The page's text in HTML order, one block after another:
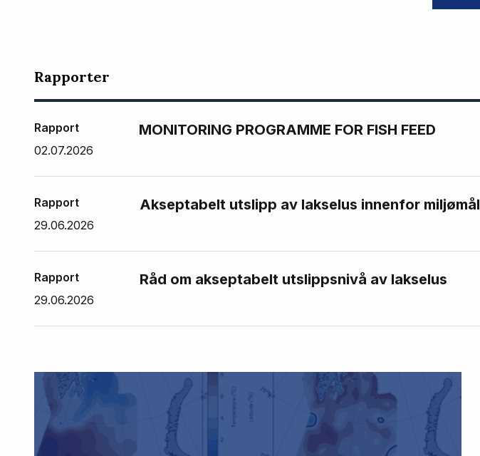
Rapporter
Rapport
02.07.2026
MONITORING PROGRAMME FOR FISH FEED
Rapport
29.06.2026
Akseptabelt utslipp av lakselus innenfor miljømål
Rapport
29.06.2026
Råd om akseptabelt utslippsnivå av lakselus